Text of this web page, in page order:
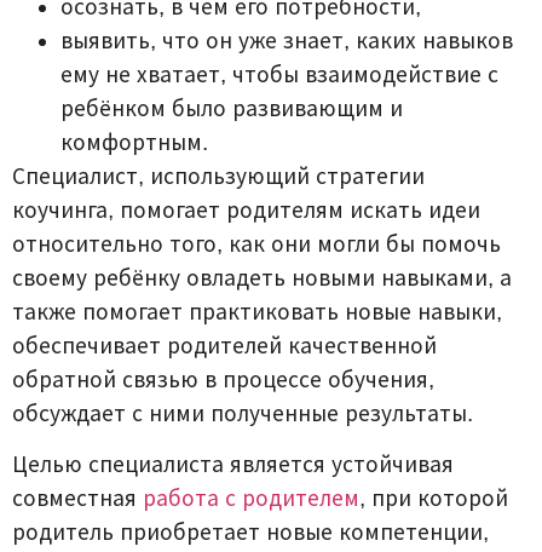
осознать, в чем его потребности,
выявить, что он уже знает, каких навыков
ему не хватает, чтобы взаимодействие с
ребёнком было развивающим и
комфортным.
Специалист, использующий стратегии
коучинга, помогает родителям искать идеи
относительно того, как они могли бы помочь
своему ребёнку овладеть новыми навыками, а
также помогает практиковать новые навыки,
обеспечивает родителей качественной
обратной связью в процессе обучения,
обсуждает с ними полученные результаты.
Целью специалиста является устойчивая
совместная работа с родителем, при которой
родитель приобретает новые компетенции,